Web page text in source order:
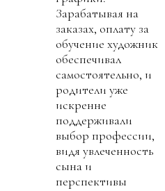
Зарабатывая на
заказах, оплату за
обучение художник
обеспечивал
самостоятельно, и
родители уже
искренне
поддерживали
выбор профессии,
видя увлеченность
сына и
перспективы